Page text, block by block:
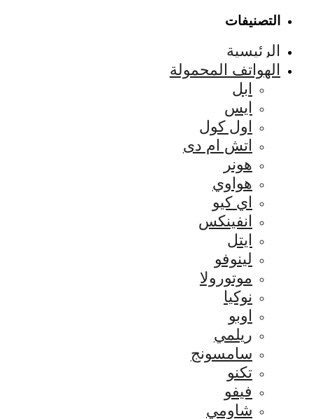
التصنيفات
الرئيسية
الهواتف المحمولة
ابل
ايس
اول كول
اتش ام دى
هونر
هواوي
اي كيو
انفينكس
ايتل
لينوفو
موتورولا
نوكيا
اوبو
ريلمي
سامسونج
تكنو
فيفو
شاومي